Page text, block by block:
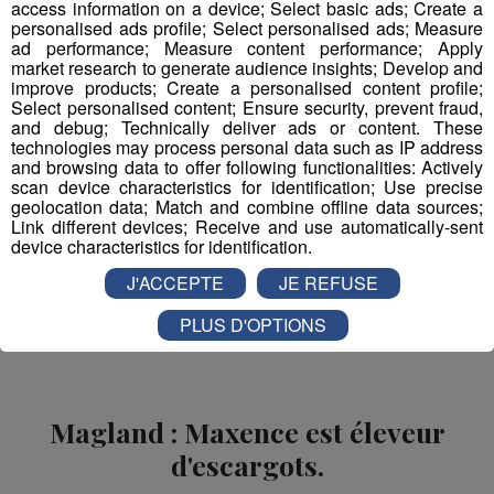
Partager sur Facebook
Partager sur Twitter
Magland : Maxence est éleveur
d'escargots.
access information on a device; Select basic ads; Create a
personalised ads profile; Select personalised ads; Measure
ad performance; Measure content performance; Apply
market research to generate audience insights; Develop and
improve products; Create a personalised content profile;
Select personalised content; Ensure security, prevent fraud,
and debug; Technically deliver ads or content. These
technologies may process personal data such as IP address
and browsing data to offer following functionalities: Actively
scan device characteristics for identification; Use precise
geolocation data; Match and combine offline data sources;
Link different devices; Receive and use automatically-sent
device characteristics for identification.
J'ACCEPTE
JE REFUSE
PLUS D'OPTIONS